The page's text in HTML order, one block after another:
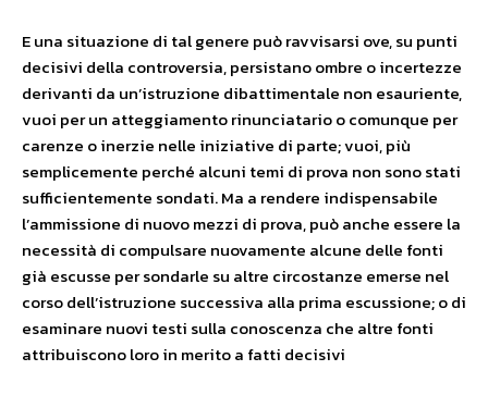
E una situazione di tal genere può ravvisarsi ove, su punti
decisivi della controversia, persistano ombre o incertezze
derivanti da un’istruzione dibattimentale non esauriente,
vuoi per un atteggiamento rinunciatario o comunque per
carenze o inerzie nelle iniziative di parte; vuoi, più
semplicemente perché alcuni temi di prova non sono stati
sufficientemente sondati. Ma a rendere indispensabile
l’ammissione di nuovo mezzi di prova, può anche essere la
necessità di compulsare nuovamente alcune delle fonti
già escusse per sondarle su altre circostanze emerse nel
corso dell’istruzione successiva alla prima escussione; o di
esaminare nuovi testi sulla conoscenza che altre fonti
attribuiscono loro in merito a fatti decisivi